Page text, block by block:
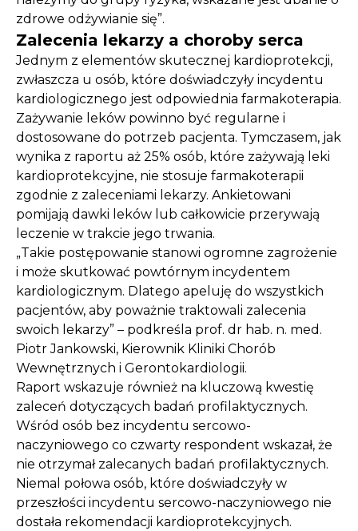
zdrowe odżywianie się”.
Zalecenia lekarzy a choroby serca
Jednym z elementów skutecznej kardioprotekcji,
zwłaszcza u osób, które doświadczyły incydentu
kardiologicznego jest odpowiednia farmakoterapia.
Zażywanie leków powinno być regularne i
dostosowane do potrzeb pacjenta. Tymczasem, jak
wynika z raportu aż 25% osób, które zażywają leki
kardioprotekcyjne, nie stosuje farmakoterapii
zgodnie z zaleceniami lekarzy. Ankietowani
pomijają dawki leków lub całkowicie przerywają
leczenie w trakcie jego trwania.
„Takie postępowanie stanowi ogromne zagrożenie
i może skutkować powtórnym incydentem
kardiologicznym. Dlatego apeluję do wszystkich
pacjentów, aby poważnie traktowali zalecenia
swoich lekarzy” – podkreśla prof. dr hab. n. med.
Piotr Jankowski, Kierownik Kliniki Chorób
Wewnętrznych i Gerontokardiologii.
Raport wskazuje również na kluczową kwestię
zaleceń dotyczących badań profilaktycznych.
Wśród osób bez incydentu sercowo-
naczyniowego co czwarty respondent wskazał, że
nie otrzymał zalecanych badań profilaktycznych.
Niemal połowa osób, które doświadczyły w
przeszłości incydentu sercowo-naczyniowego nie
dostała rekomendacji kardioprotekcyjnych.